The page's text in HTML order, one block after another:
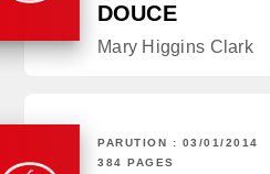
DOUCE
Mary Higgins Clark
PARUTION : 03/01/2014
384 PAGES